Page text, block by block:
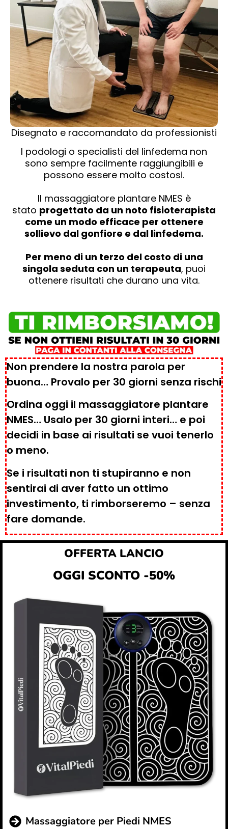
Disegnato e raccomandato da professionisti
I podologi o specialisti del linfedema non
sono sempre facilmente raggiungibili e
possono essere molto costosi.
Il massaggiatore plantare NMES è
stato progettato da un noto fisioterapista
come un modo efficace per ottenere
sollievo dal gonfiore e dal linfedema.
Per meno di un terzo del costo di una
singola seduta con un terapeuta, puoi
ottenere risultati che durano una vita.
Non prendere la nostra parola per
buona… Provalo per 30 giorni senza rischi
Ordina oggi il massaggiatore plantare
NMES… Usalo per 30 giorni interi… e poi
decidi in base ai risultati se vuoi tenerlo
o meno.
Se i risultati non ti stupiranno e non
sentirai di aver fatto un ottimo
investimento, ti rimborseremo – senza
fare domande.
OFFERTA LANCIO
OGGI SCONTO -50%
Massaggiatore per Piedi NMES